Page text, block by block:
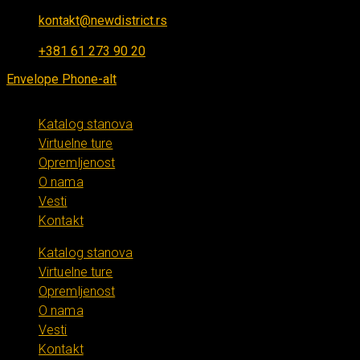
kontakt@newdistrict.rs
+381 61 273 90 20
Envelope Phone-alt
Katalog stanova
Virtuelne ture
Opremljenost
O nama
Vesti
Kontakt
Katalog stanova
Virtuelne ture
Opremljenost
O nama
Vesti
Kontakt